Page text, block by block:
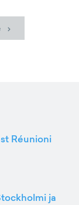
›
Réunioni
ja